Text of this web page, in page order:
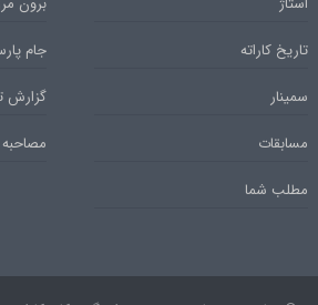
تاریخ کاراته
جام
سمینار
گزارش
مسابقات
مصاحبه
مطلب شما